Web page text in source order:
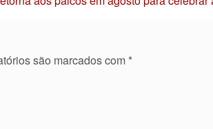
são marcados com *